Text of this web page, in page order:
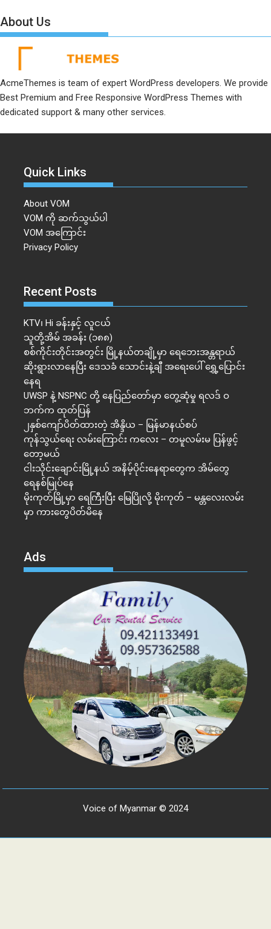
About Us
AcmeThemes is team of expert WordPress developers. We provide
Best Premium and Free Responsive WordPress Themes with
dedicated support & many other services.
Quick Links
About VOM
VOM ကို ဆက်သွယ်ပါ
VOM အကြောင်း
Privacy Policy
Recent Posts
KTV၊ Hi ခန်းနှင့် လူငယ်
သူတို့အိမ် အခန်း (၁၈၈)
စစ်ကိုင်းတိုင်းအတွင်း မြို့နယ်တချို့မှာ ရေဘေးအန္တရာယ်
ဆိုးရွားလာနေပြီး ဒေသခံ သောင်းနဲ့ချီ အရေးပေါ် ရွှေ့ပြောင်း
နေရ
UWSP နဲ့ NSPNC တို့ နေပြည်တော်မှာ တွေ့ဆုံမှု ရလဒ် ဝ
ဘက်က ထုတ်ပြန်
၂နှစ်​ကျော်ပိတ်ထားတဲ့ အိန္ဒိယ – မြန်မာနယ်စပ်
ကုန်သွယ်ရေး လမ်းကြောင်း ကလေး – တမူလမ်းမ ပြန်ဖွင့်
တော့မယ်
ငါးသိုင်းချောင်းမြို့နယ် အနိမ့်ပိုင်းနေရာတွေက အိမ်​တွေ
ရေနစ်မြုပ်နေ
မိုးကုတ်မြို့မှာ ရေကြီးပြီး မြေပြိုလို့ မိုးကုတ် – မန္တလေးလမ်း
မှာ ကားတွေပိတ်မိနေ
Ads
Voice of Myanmar © 2024